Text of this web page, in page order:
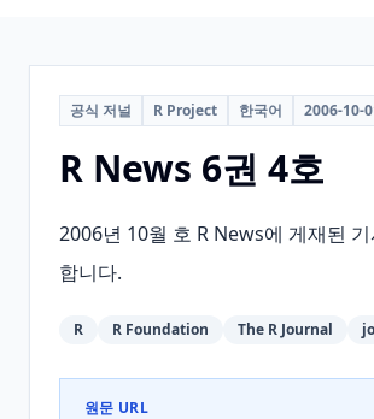
공식 저널 R Project 한국어 2006-10-
R News 6권 4호
2006년 10월 호 R News에 게재된
합니다.
R R Foundation The R Journal
원문 URL